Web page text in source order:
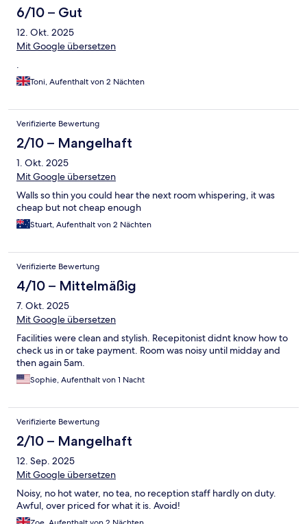
6/10 – Gut
12. Okt. 2025
Mit Google übersetzen
.
Toni, Aufenthalt von 2 Nächten
Verifizierte Bewertung
2/10 – Mangelhaft
1. Okt. 2025
Mit Google übersetzen
Walls so thin you could hear the next room whispering, it was
cheap but not cheap enough
Stuart, Aufenthalt von 2 Nächten
Verifizierte Bewertung
4/10 – Mittelmäßig
7. Okt. 2025
Mit Google übersetzen
Facilities were clean and stylish. Recepitonist didnt know how to
check us in or take payment. Room was noisy until midday and
then again 5am.
Sophie, Aufenthalt von 1 Nacht
Verifizierte Bewertung
2/10 – Mangelhaft
12. Sep. 2025
Mit Google übersetzen
Noisy, no hot water, no tea, no reception staff hardly on duty.
Awful, over priced for what it is. Avoid!